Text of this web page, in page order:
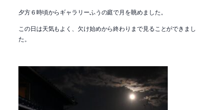
夕方６時頃からギャラリーふうの庭で月を眺めました。
この日は天気もよく、欠け始めから終わりまで見ることができまし
た。